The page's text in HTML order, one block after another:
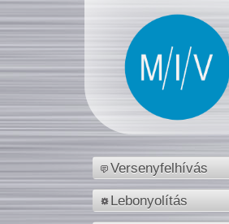
Versenyfelhívás
Lebonyolítás